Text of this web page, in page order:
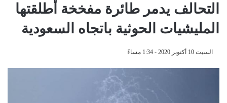
التحالف يدمر طائرة مفخخة أطلقتها
المليشيات الحوثية باتجاه السعودية
السبت 10 أكتوبر 2020 - 1:34 مساءً